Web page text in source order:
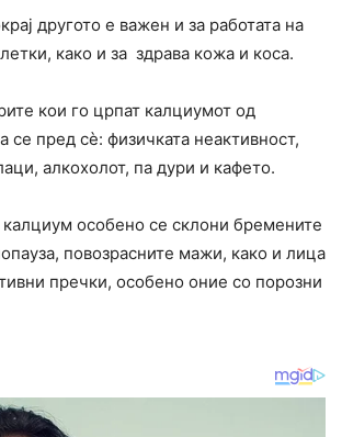
другото е важен и за работата на
како и за здрава кожа и коса.
кои го црпат калциумот од
се пред сè: физичката неактивност,
алкоxолот, па дури и кафето.
калциум особено се склони бремените
повозрасните мажи, како и лица
пречки, особено оние со порозни